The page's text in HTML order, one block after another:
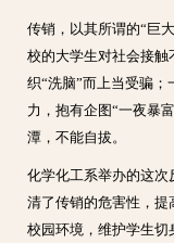
传销，以其所谓的“巨
校的大学生对社会接触
织“洗脑”而上当受骗
力，抱有企图“一夜暴
潭，不能自拔。
化学化工系举办的这
清了传销的危害性，
校园环境，维护学生切